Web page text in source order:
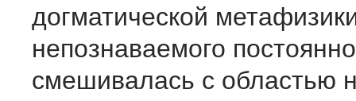
догматической
непознаваемого постоянно
смешивалась с областью